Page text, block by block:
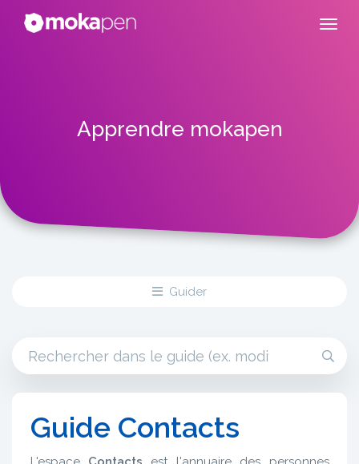
Apprendre mokapen
Guider
Guide Contacts